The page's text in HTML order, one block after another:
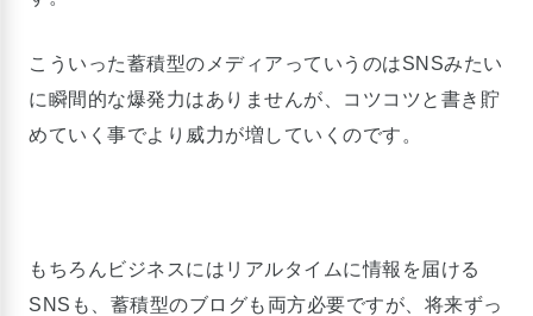
こういった蓄積型のメディアっていうのはSNSみたい
に瞬間的な爆発力はありませんが、コツコツと書き貯
めていく事でより威力が増していくのです。
もちろんビジネスにはリアルタイムに情報を届ける
SNSも、蓄積型のブログも両方必要ですが、将来ずっ